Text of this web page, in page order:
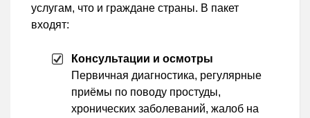
услугам, что и граждане страны. В пакет
входят:
Консультации и осмотры
Первичная диагностика, регулярные
приёмы по поводу простуды,
хронических заболеваний, жалоб на